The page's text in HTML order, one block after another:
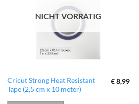
NICHT VORRÄTIG
Cricut Strong Heat Resistant
Tape (2,5 cm x 10 meter)
€8,99